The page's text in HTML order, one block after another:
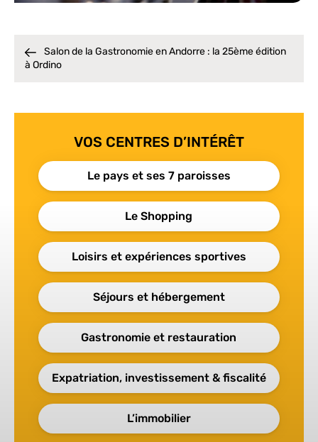
VOS CENTRES D’INTÉRÊT
Le pays et ses 7 paroisses
Le Shopping
Loisirs et expériences sportives
Séjours et hébergement
Gastronomie et restauration
Expatriation, investissement & fiscalité
L’immobilier
Salon de la Gastronomie en Andorre : la 25ème édition
à Ordino